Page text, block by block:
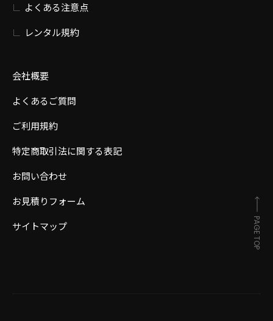
よくある注意点
レンタル規約
会社概要
よくあるご質問
ご利用規約
特定商取引法に関する表記
お問い合わせ
お見積りフォーム
サイトマップ
PAGE TOP